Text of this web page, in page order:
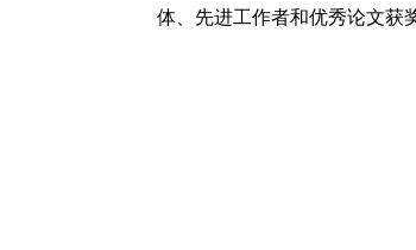
体、先进工作者和优秀论文获